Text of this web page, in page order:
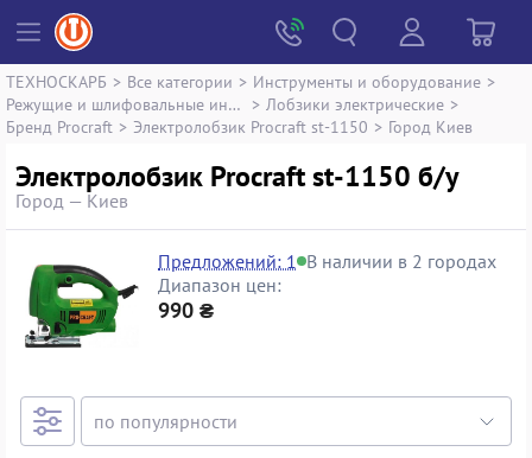
ТЕХНОСКАРБ > Все категории > Инструменты и оборудование >
Режущие и шлифовальные инструменты > Лобзики электрические >
Бренд Procraft > Электролобзик Procraft st-1150 > Город Киев
Электролобзик Procraft st-1150 б/у
Город — Киев
Предложений: 1 В наличии в 2 городах
Диапазон цен:
990 ₴